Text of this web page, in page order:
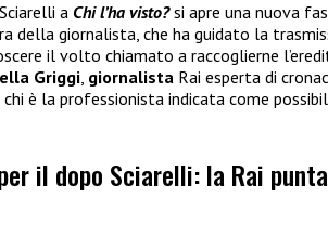
a Chi l’ha visto?si apre una nuova
della giornalista, che ha guidato la
il volto chiamato a raccoglierne
Griggi, giornalista Rai esperta di
è la professionista indicata come
il dopo Sciarelli: la Rai